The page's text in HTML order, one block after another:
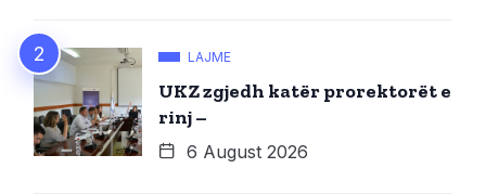
LAJME
UKZ zgjedh katër prorektorët e
rinj –
6 August 2026